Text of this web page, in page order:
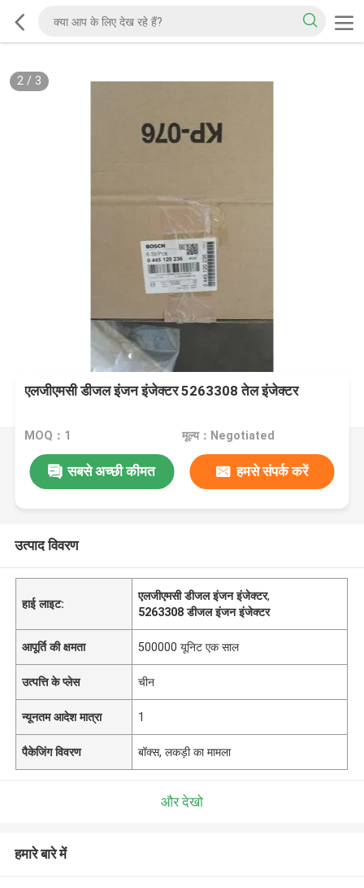
2/ 3
एलजीएमसी डीजल इंजन इंजेक्टर 5263308 तेल इंजेक्टर
MOQ：1 मूल्य：Negotiated
सबसे अच्छी कीमत हमसे संपर्क करें
उत्पाद विवरण
हाई लाइट:
एलजीएमसी डीजल इंजन इंजेक्टर,
5263308 डीजल इंजन इंजेक्टर
आपूर्ति की क्षमता 500000 यूनिट एक साल
उत्पत्ति के प्लेस चीन
न्यूनतम आदेश मात्रा 1
पैकेजिंग विवरण बॉक्स, लकड़ी का मामला
और देखो
हमारे बारे में